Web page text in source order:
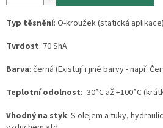
Typ těsnění: O-kroužek (statická aplikace)
Tvrdost: 70 ShA
Barva: černá (Existují i jiné barvy - např.
Teplotní odolnost: -30°C až +100°C
Vhodný na styk: S olejem a tuky,